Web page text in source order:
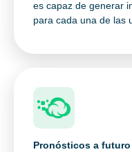
es capaz de generar
para cada una de las
Pronósticos a